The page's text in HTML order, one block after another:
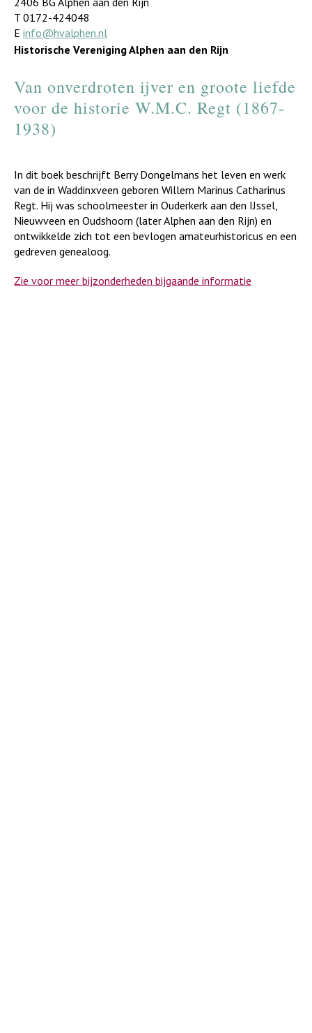
T 0172-424048
E info@hvalphen.nl
Historische Vereniging Alphen aan den Rijn
Van onverdroten ijver en groote liefde
voor de historie W.M.C. Regt (1867-
1938)
In dit boek beschrijft Berry Dongelmans het leven en werk
van de in Waddinxveen geboren Willem Marinus Catharinus
Regt. Hij was schoolmeester in Ouderkerk aan den IJssel,
Nieuwveen en Oudshoorn (later Alphen aan den Rijn) en
ontwikkelde zich tot een bevlogen amateurhistoricus en een
gedreven genealoog.
Zie voor meer bijzonderheden bijgaande informatie